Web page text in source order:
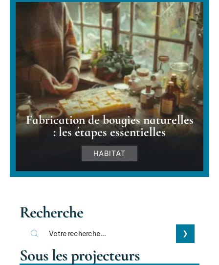
Fabrication de bougies naturelles
: les étapes essentielles
HABITAT
Recherche
Sous les projecteurs